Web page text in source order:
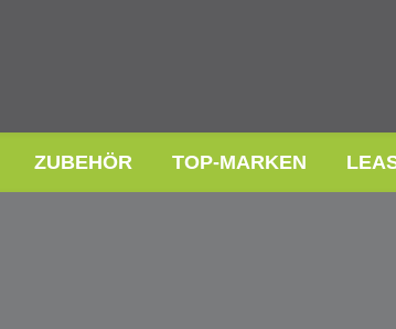
ZUBEHÖR TOP-MARKEN